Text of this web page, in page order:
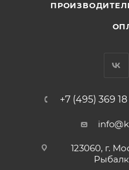
+7 (495) 369 18
123060, г.